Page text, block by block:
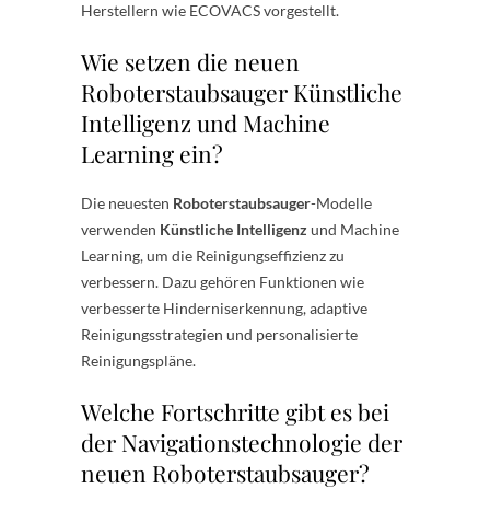
Herstellern wie ECOVACS vorgestellt.
Wie setzen die neuen
Roboterstaubsauger Künstliche
Intelligenz und Machine
Learning ein?
Die neuesten Roboterstaubsauger-Modelle
verwenden Künstliche Intelligenz und Machine
Learning, um die Reinigungseffizienz zu
verbessern. Dazu gehören Funktionen wie
verbesserte Hinderniserkennung, adaptive
Reinigungsstrategien und personalisierte
Reinigungspläne.
Welche Fortschritte gibt es bei
der Navigationstechnologie der
neuen Roboterstaubsauger?